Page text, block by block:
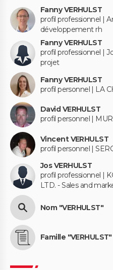
Fanny VERHULST
profil professionnel |
développement rh
Fanny VERHULST
profil professionnel |
projet
Fanny VERHULST
profil personnel | LA
David VERHULST
profil personnel |
Vincent VERHULST
profil personnel |
Jos VERHULST
profil professionnel |
LTD. - Sales and
Nom "VERHULST"
Famille "VERHULST"